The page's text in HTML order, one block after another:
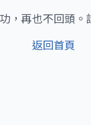
，再也不回頭
返回首頁